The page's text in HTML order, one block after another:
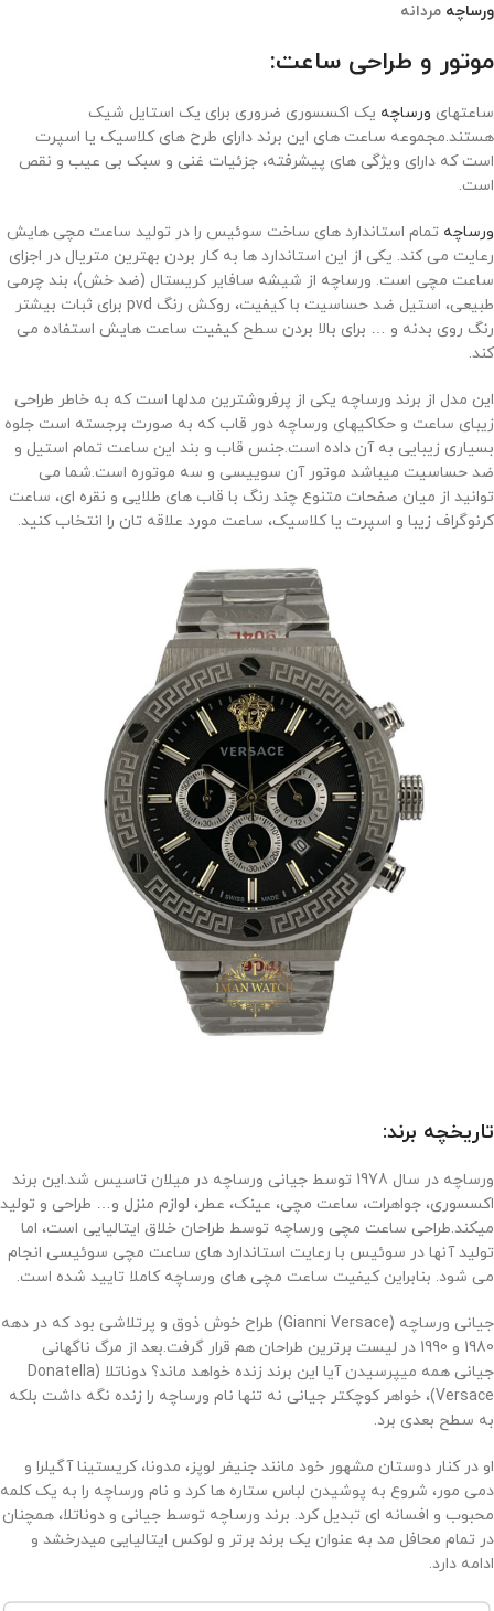
ورساچه مردانه
موتور و طراحی ساعت:
ساعتهای ورساچه یک اکسسوری ضروری برای یک استایل شیک
هستند.مجموعه ساعت های این برند دارای طرح های کلاسیک یا اسپرت
است که دارای ویژگی های پیشرفته، جزئیات غنی و سبک بی عیب و نقص
است.
ورساچه تمام استاندارد های ساخت سوئیس را در تولید ساعت مچی هایش
رعایت می کند. یکی از این استاندارد ها به کار بردن بهترین متریال در اجزای
ساعت مچی است. ورساچه از شیشه سافایر کریستال (ضد خش)، بند چرمی
طبیعی، استیل ضد حساسیت با کیفیت، روکش رنگ pvd برای ثبات بیشتر
رنگ روی بدنه و … برای بالا بردن سطح کیفیت ساعت هایش استفاده می
کند.
این مدل از برند ورساچه یکی از پرفروشترین مدلها است که به خاطر طراحی
زیبای ساعت و حکاکیهای ورساچه دور قاب که به صورت برجسته است جلوه
بسیاری زیبایی به آن داده است.جنس قاب و بند این ساعت تمام استیل و
ضد حساسیت میباشد موتور آن سوییسی و سه موتوره است.شما می
توانید از میان صفحات متنوع چند رنگ با قاب های طلایی و نقره ای، ساعت
کرنوگراف زیبا و اسپرت یا کلاسیک، ساعت مورد علاقه تان را انتخاب کنید.
تاریخچه برند:
ورساچه در سال 1978 توسط جیانی ورساچه در میلان تاسیس شد.این برند
اکسسوری، جواهرات، ساعت مچی، عینک، عطر، لوازم منزل و… طراحی و تولید
میکند.طراحی ساعت مچی ورساچه توسط طراحان خلاق ایتالیایی است، اما
تولید آنها در سوئیس با رعایت استاندارد های ساعت مچی سوئیسی انجام
می شود. بنابراین کیفیت ساعت مچی های ورساچه کاملا تایید شده است.
جیانی ورساچه (Gianni Versace) طراح خوش ذوق و پرتلاشی بود که در دهه
1980 و 1990 در لیست برترین طراحان هم قرار گرفت.بعد از مرگ ناگهانی
جیانی همه میپرسیدن آیا این برند زنده خواهد ماند؟ دوناتلا (Donatella
Versace)، خواهر کوچکتر جیانی نه تنها نام ورساچه را زنده نگه داشت بلکه
به سطح بعدی برد.
او در کنار دوستان مشهور خود مانند جنیفر لوپز، مدونا، کریستینا آگیلرا و
دمی مور، شروع به پوشیدن لباس ستاره ها کرد و نام ورساچه را به یک کلمه
محبوب و افسانه ای تبدیل کرد. برند ورساچه توسط جیانی و دوناتلا، همچنان
در تمام محافل مد به عنوان یک برند برتر و لوکس ایتالیایی میدرخشد و
ادامه دارد.